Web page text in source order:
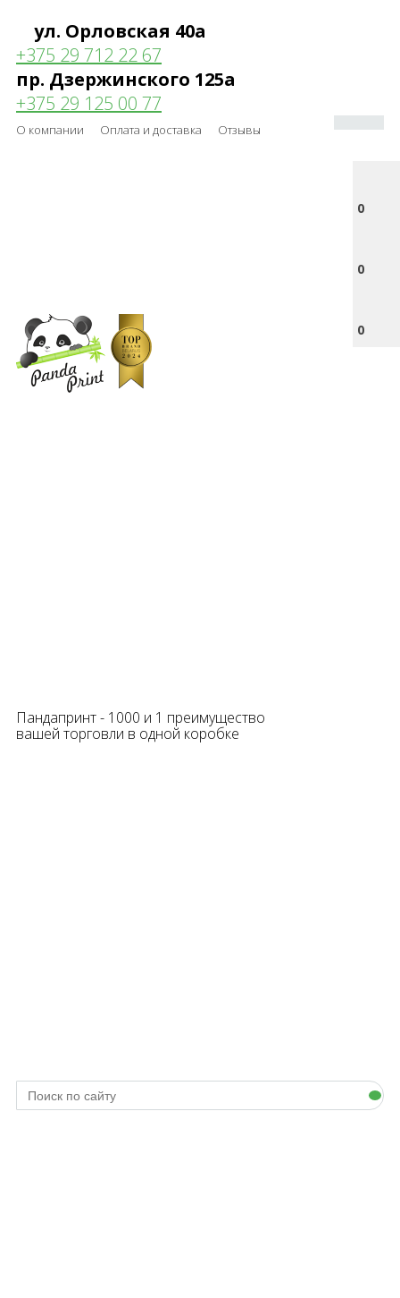
ул. Орловская 40а
+375 29 712 22 67
пр. Дзержинского 125а
+375 29 125 00 77
О компании Оплата и доставка Отзывы
0
0
0
Пандапринт - 1000 и 1 преимущество
вашей торговли в одной коробке